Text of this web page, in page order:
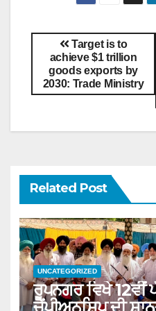
Target is to
achieve $1 trillion
goods exports by
2030: Trade Ministry
Related Post
UNCATEGORIZED
ਰੂਪਨਗਰ ਵਿਖੇ 12ਵੀਂ